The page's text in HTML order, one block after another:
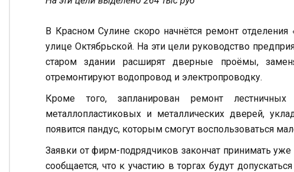
В Красном Сулине скоро начнётся ремонт
улице Октябрьской. На эти цели руководство
старом здании расширят дверные проёмы,
отремонтируют водопровод и электропроводку.
Кроме того, запланирован ремонт
металлопластиковых и металлических дверей,
появится пандус, которым смогут воспользоваться
Заявки от фирм-подрядчиков закончат принимать уже
сообщается, что к участию в торгах будут